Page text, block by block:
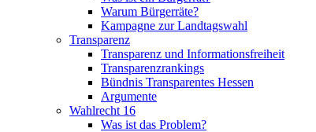
Warum Bürgerräte?
Kampagne zur Landtagswahl
Transparenz
Transparenz und Informationsfreiheit
Transparenzrankings
Bündnis Transparentes Hessen
Argumente
Wahlrecht 16
Was ist das Problem?